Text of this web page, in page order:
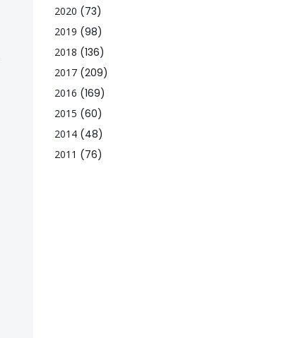
2020 (73)
2019 (98)
2018 (136)
2017 (209)
2016 (169)
2015 (60)
2014 (48)
2011 (76)